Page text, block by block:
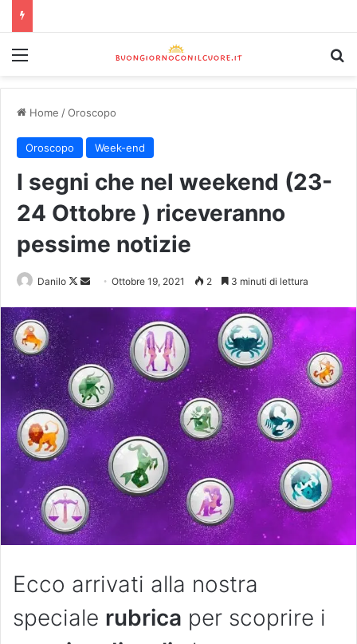
Home /Oroscopo
Oroscopo Week-end
I segni che nel weekend (23-
24 Ottobre ) riceveranno
pessime notizie
Danilo Ottobre 19, 2021 2 3 minuti di lettura
Ecco arrivati alla nostra
speciale rubrica per scoprire i